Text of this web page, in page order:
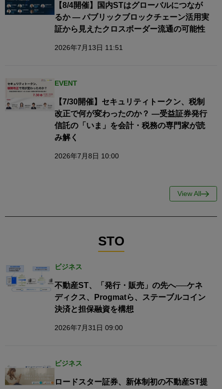
【8/4開催】国内STはグローバルにつなが
るか — パブリックブロックチェーン活用実
証から見えたクロスボーダー流通の可能性
2026年7月13日 11:51
EVENT
【7/30開催】セキュリティトークン、税制
改正で何が変わったのか？ ―受益証券発行
信託の「いま」を会計・税務の専門家が読
み解く
2026年7月8日 10:00
View All
STO
ビジネス
不動産ST、「発行・販売」の先へ──ケネ
ディクス、Progmatら、ステーブルコイン
決済と担保融資を構想
2026年7月31日 09:00
ビジネス
ロードスター証券、新体制初の不動産ST提